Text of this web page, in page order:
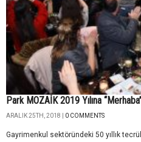
Park MOZAİK 2019 Yılına
ARALIK 25TH, 2018 | 0 COMMENTS
Gayrimenkul sektöründeki 50 yıllık